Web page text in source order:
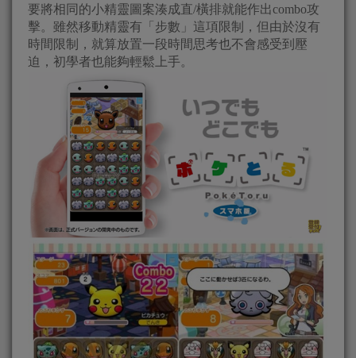
要將相同的小精靈圖案湊成直/橫排就能作出combo攻
擊。雖然移動精靈有「步數」這項限制，但由於沒有
時間限制，就算放置一段時間思考也不會感受到壓
迫，初學者也能夠輕鬆上手。